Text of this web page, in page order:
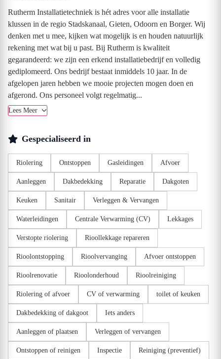
Rutherm Installatietechniek is hét adres voor alle installatie
klussen in de regio Stadskanaal, Gieten, Odoorn en Borger. Wij
denken met u mee, kijken wat mogelijk is en houden natuurlijk
rekening met wat bij u past. Bij Rutherm is kwaliteit
gegarandeerd: we zijn een erkend installatiebedrijf en volledig
gediplomeerd. Ons bedrijf bestaat inmiddels 10 jaar. In de
afgelopen jaren hebben we mooie projecten mogen doen en
afgerond. Ons personeel volgt regelmatig...
Lees Meer
Gespecialiseerd in
Riolering Ontstoppen Gasleidingen Afvoer
Aanleggen Dakbedekking Reparatie Dakgoten
Keuken Sanitair Verleggen & Vervangen
Waterleidingen Centrale Verwarming (CV) Lekkages
Verstopte riolering Rioollekkage repareren
Rioolontstopping Rioolvervanging Afvoer ontstoppen
Rioolrenovatie Rioolonderhoud Rioolreiniging
Riolering of afvoer CV of verwarming toilet of keuken
Dakbedekking of dakgoot Iets anders
Aanleggen of plaatsen Verleggen of vervangen
Ontstoppen of reinigen Inspectie Reiniging (preventief)